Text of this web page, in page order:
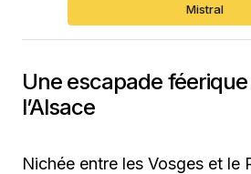
Mistral
Une escapade
l’Alsace
Nichée entre les Vosges et le